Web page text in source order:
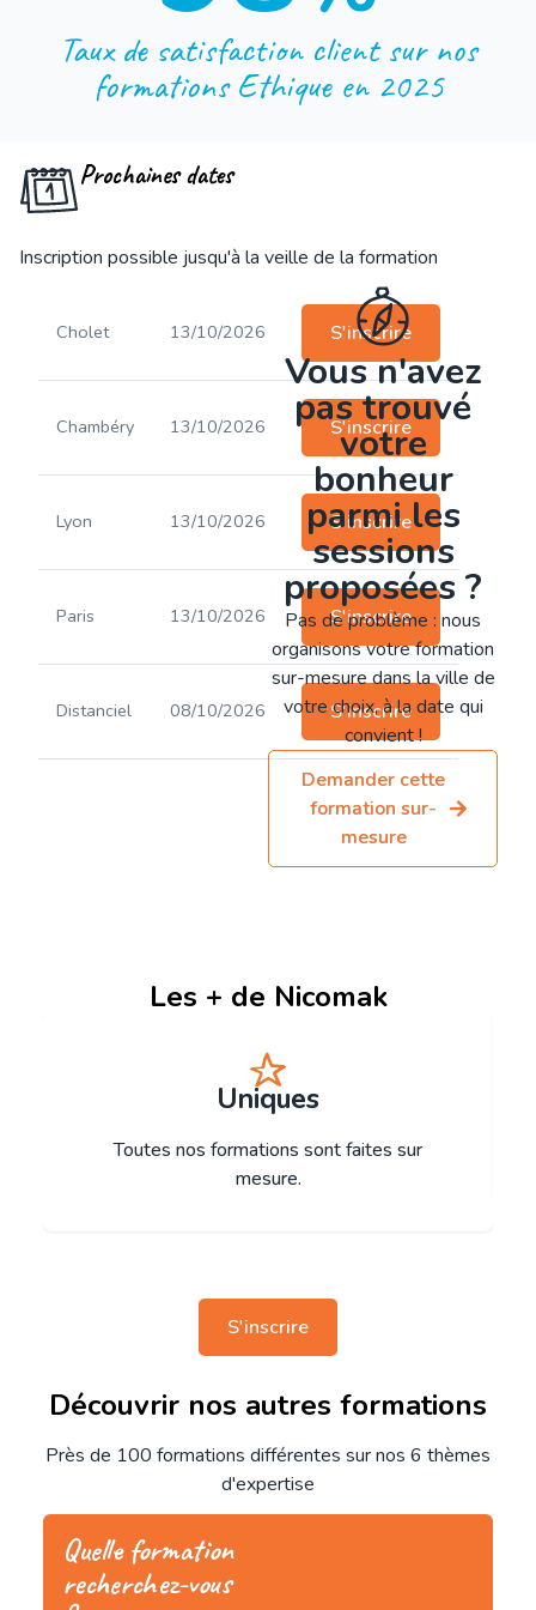
Taux de satisfaction client sur nos
formations Ethique en 2025
Prochaines dates
Inscription possible jusqu'à la veille de la formation
Cholet 13/10/2026 S'inscrire
Chambéry 13/10/2026 S'inscrire
Lyon 13/10/2026 S'inscrire
Paris 13/10/2026 S'inscrire
Distanciel 08/10/2026 S'inscrire
Vous n'avez
pas trouvé
votre
bonheur
parmi les
sessions
proposées ?
Pas de problème : nous
organisons votre formation
sur-mesure dans la ville de
votre choix, à la date qui
convient !
Demander cette
formation sur-
mesure
Les + de Nicomak
Uniques
Toutes nos formations sont faites sur
mesure.
S'inscrire
Découvrir nos autres formations
Près de 100 formations différentes sur nos 6 thèmes
d'expertise
Quelle formation
recherchez-vous